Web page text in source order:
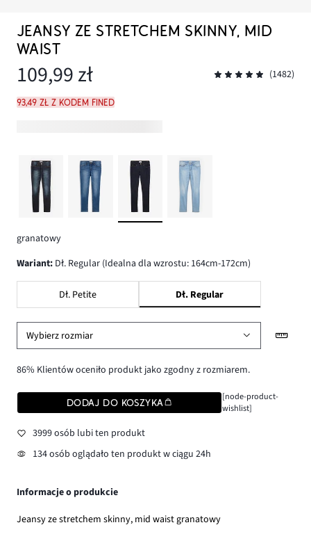
JEANSY ZE STRETCHEM SKINNY, MID
WAIST
109,99 zł (1482)
93,49 zł z kodem FINED
granatowy
wariant: Dł. Regular (Idealna dla wzrostu: 164cm-172cm)
Dł. Petite Dł. Regular
Wybierz rozmiar
86% Klientów oceniło produkt jako zgodny z rozmiarem.
DODAJ DO KOSZYKA
[node-product-
wishlist]
3999 osób lubi ten produkt
134 osób oglądało ten produkt w ciągu 24h
Informacje o produkcie
Jeansy ze stretchem skinny, mid waist granatowy